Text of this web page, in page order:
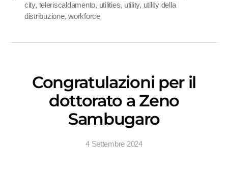
city, teleriscaldamento, utilities, utility, utility della
distribuzione,workforce
Congratulazioni per il
dottorato a Zeno
Sambugaro
4 Settembre 2024